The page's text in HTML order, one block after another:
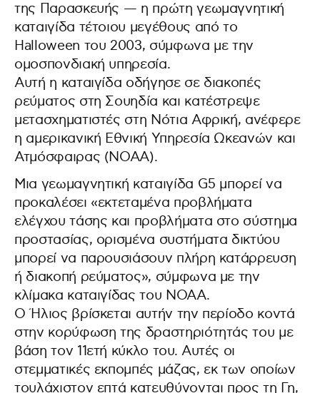
της Παρασκευής — η πρώτη γεωμαγνητική
καταιγίδα τέτοιου μεγέθους από το
Halloween του 2003, σύμφωνα με την
ομοσπονδιακή υπηρεσία.
Αυτή η καταιγίδα οδήγησε σε διακοπές
ρεύματος στη Σουηδία και κατέστρεψε
μετασχηματιστές στη Νότια Αφρική, ανέφερε
η αμερικανική Εθνική Υπηρεσία Ωκεανών και
Ατμόσφαιρας (NOAA).
Μια γεωμαγνητική καταιγίδα G5 μπορεί να
προκαλέσει «εκτεταμένα προβλήματα
ελέγχου τάσης και προβλήματα στο σύστημα
προστασίας, ορισμένα συστήματα δικτύου
μπορεί να παρουσιάσουν πλήρη κατάρρευση
ή διακοπή ρεύματος», σύμφωνα με την
κλίμακα καταιγίδας του NOAA.
Ο Ήλιος βρίσκεται αυτήν την περίοδο κοντά
στην κορύφωση της δραστηριότητάς του με
βάση τον 11ετή κύκλο του. Αυτές οι
στεμματικές εκπομπές μάζας, εκ των οποίων
τουλάχιστον επτά κατευθύνονται προς τη Γη,